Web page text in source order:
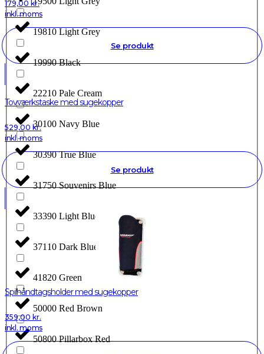
19810 Light Grey
19990 Black
22210 Pale Cream
30100 Navy Blue
30390 True Blue
31750 Souvenirs Blue
33390 Light Blue
37110 Dark Blue
41820 Green
50000 Red Brown
50800 Pillarbox Red
179,00 kr.
inkl. moms
Se produkt
Tovværkstaske med sugekopper
529,00 kr.
inkl. moms
Se produkt
Spilhåndtagsholder med sugekopper
359,00 kr.
inkl. moms